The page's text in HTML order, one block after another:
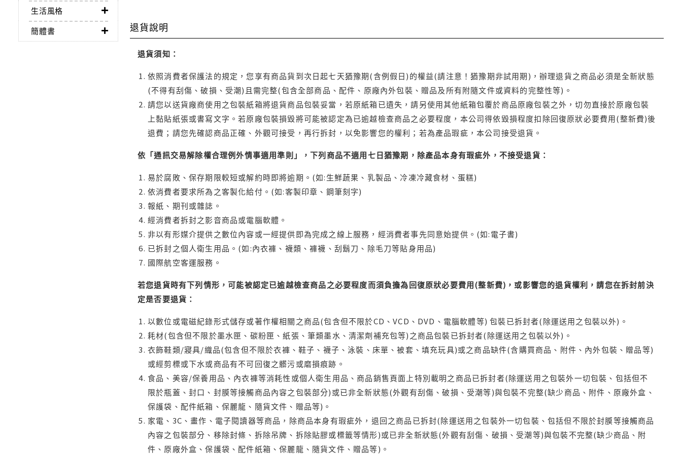
生活風格
簡體書
退貨說明
退貨須知：
依照消費者保護法的規定，您享有商品貨到次日起七天猶豫期(含例假日)的權益(請注意！猶豫期非試用期)，辦理退貨之商品必須是全新狀態
(不得有刮傷、破損、受潮)且需完整(包含全部商品、配件、原廠內外包裝、贈品及所有附隨文件或資料的完整性等)。
請您以送貨廠商使用之包裝紙箱將退貨商品包裝妥當，若原紙箱已遺失，請另使用其他紙箱包覆於商品原廠包裝之外，切勿直接於原廠包裝
上黏貼紙張或書寫文字。若原廠包裝損毀將可能被認定為已逾越檢查商品之必要程度，本公司得依毀損程度扣除回復原狀必要費用(整新費)後
退費；請您先確認商品正確、外觀可接受，再行拆封，以免影響您的權利；若為產品瑕疵，本公司接受退貨。
依「通訊交易解除權合理例外情事適用準則」，下列商品不適用七日猶豫期，除產品本身有瑕疵外，不接受退貨：
易於腐敗、保存期限較短或解約時即將逾期。(如:生鮮蔬果、乳製品、冷凍冷藏食材、蛋糕)
依消費者要求所為之客製化給付。(如:客製印章、鋼筆刻字)
報紙、期刊或雜誌。
經消費者拆封之影音商品或電腦軟體。
非以有形媒介提供之數位內容或一經提供即為完成之線上服務，經消費者事先同意始提供。(如:電子書)
已拆封之個人衛生用品。(如:內衣褲、襪類、褲襪、刮鬍刀、除毛刀等貼身用品)
國際航空客運服務。
若您退貨時有下列情形，可能被認定已逾越檢查商品之必要程度而須負擔為回復原狀必要費用(整新費)，或影響您的退貨權利，請您在拆封前決
定是否要退貨：
以數位或電磁紀錄形式儲存或著作權相關之商品(包含但不限於CD、VCD、DVD、電腦軟體等) 包裝已拆封者(除運送用之包裝以外)。
耗材(包含但不限於墨水匣、碳粉匣、紙張、筆類墨水、清潔劑補充包等)之商品包裝已拆封者(除運送用之包裝以外)。
衣飾鞋類/寢具/織品(包含但不限於衣褲、鞋子、襪子、泳裝、床單、被套、填充玩具)或之商品缺件(含購買商品、附件、內外包裝、贈品等)
或經剪標或下水或商品有不可回復之髒污或磨損痕跡。
食品、美容/保養用品、內衣褲等消耗性或個人衛生用品、商品銷售頁面上特別載明之商品已拆封者(除運送用之包裝外一切包裝、包括但不
限於瓶蓋、封口、封膜等接觸商品內容之包裝部分)或已非全新狀態(外觀有刮傷、破損、受潮等)與包裝不完整(缺少商品、附件、原廠外盒、
保護袋、配件紙箱、保麗龍、隨貨文件、贈品等)。
家電、3C、畫作、電子閱讀器等商品，除商品本身有瑕疵外，退回之商品已拆封(除運送用之包裝外一切包裝、包括但不限於封膜等接觸商品
內容之包裝部分、移除封條、拆除吊牌、拆除貼膠或標籤等情形)或已非全新狀態(外觀有刮傷、破損、受潮等)與包裝不完整(缺少商品、附
件、原廠外盒、保護袋、配件紙箱、保麗龍、隨貨文件、贈品等)。